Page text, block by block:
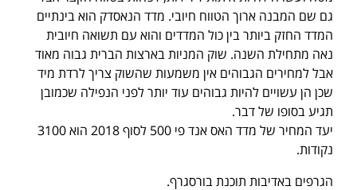
גם שם המבנה ארוך הטווח חיובי. מדד הנאסדק הוא בינתיים
המדד החזק ביותר בין כול המדדים והוא עם תשואה חיובית
נאה מתחילת השנה. שוק המניות בארצות הברית גבוה מאוד
אבל למחירים הגבוהים אין משמעות שהשוק צריך לרדת מיד
שכן הן עשויים להיות גבוהים עוד יותר לפני הנפילה שכמובן
תגיע בסופו של דבר.
יעד המחיר של מדד האס אנד פי 500 לסוף 2018 הוא 3100
נקודות.
הגרפים באדיבות תוכנת בורסגרף.